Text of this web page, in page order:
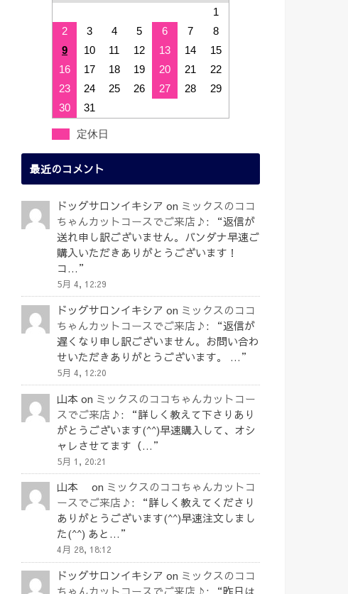
1
2
3 4 5 6 7
8
9
10 11 12 13 14
15
16
17 18 19 20 21
22
23
24 25 26 27 28
29
30
31
定休日
最近のコメント
ドッグサロンイキシア on ミックスのココ
ちゃんカットコースでご来店♪ : “返信が
送れ申し訳ございません。バンダナ早速ご
購入いただきありがとうございます！
コ… ”
5月 4, 12:29
ドッグサロンイキシア on ミックスのココ
ちゃんカットコースでご来店♪ : “返信が
遅くなり申し訳ございません。お問い合わ
せいただきありがとうございます。 … ”
5月 4, 12:20
山本 on ミックスのココちゃんカットコー
スでご来店♪ : “詳しく教えて下さりあり
がとうございます(^^)早速購入して、オシ
ャレさせてます（… ”
5月 1, 20:21
山本 on ミックスのココちゃんカットコ
ースでご来店♪ : “詳しく教えてくださり
ありがとうございます(^^)早速注文しまし
た(^^) あと… ”
4月 28, 18:12
ドッグサロンイキシア on ミックスのココ